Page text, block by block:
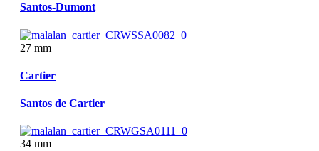
Santos-Dumont
27 mm
Cartier
Santos de Cartier
34 mm